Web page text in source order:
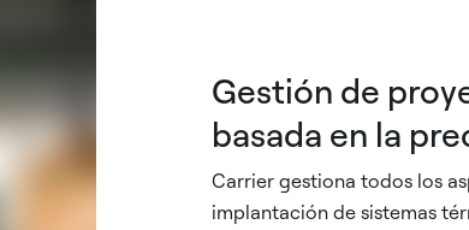
Gestión de
basada en la
Carrier gestiona todos los
implantación de sistemas